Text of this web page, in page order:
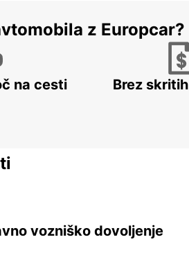
z Europcar?
na cesti Brez
vozniško dovoljenje